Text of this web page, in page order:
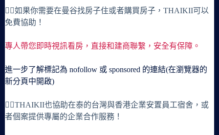
🙋‍♀️如果你需要在曼谷找房子住或者購買房子，THAIKII可以
免費協助！
專人帶您即時視訊看房，直接和建商聯繫，安全有保障。
進一步了解標記為 nofollow 或 sponsored 的連結(在瀏覽器的
新分頁中開啟)
🙋‍♀️THAIKII也協助在泰的台灣與香港企業安置員工宿舍，或
者個案提供專屬的企業合作服務！